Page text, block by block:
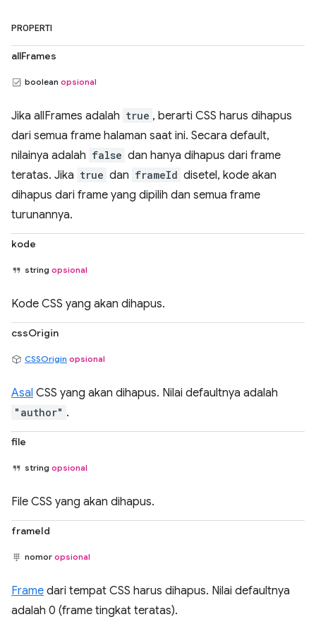
PROPERTI
allFrames
boolean opsional
Jika allFrames adalah true , berarti CSS harus dihapus
dari semua frame halaman saat ini. Secara default,
nilainya adalah false dan hanya dihapus dari frame
teratas. Jika true dan frameId disetel, kode akan
dihapus dari frame yang dipilih dan semua frame
turunannya.
kode
string opsional
Kode CSS yang akan dihapus.
cssOrigin
CSSOrigin opsional
Asal CSS yang akan dihapus. Nilai defaultnya adalah
"author" .
file
string opsional
File CSS yang akan dihapus.
frameId
nomor opsional
Frame dari tempat CSS harus dihapus. Nilai defaultnya
adalah 0 (frame tingkat teratas).